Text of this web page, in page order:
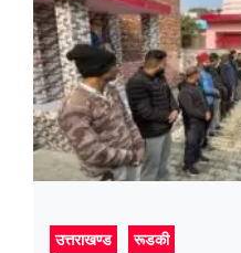
उत्तराखण्ड रूडकी